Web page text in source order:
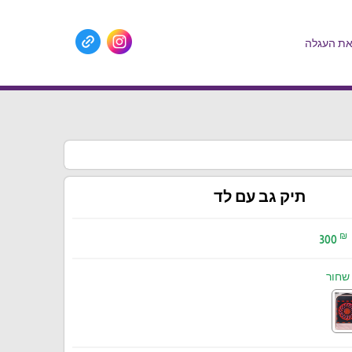
את העגלה
תיק גב עם לד
300 ₪
שחור